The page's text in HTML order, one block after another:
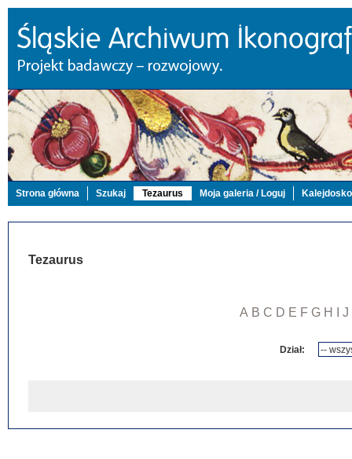
Strona główna Szukaj Tezaurus Moja galeria / Loguj
Tezaurus
A B C D E F G H J
Dział: